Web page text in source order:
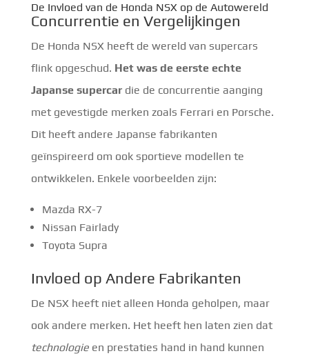
De Invloed van de Honda NSX op de Autowereld
Concurrentie en Vergelijkingen
De Honda NSX heeft de wereld van supercars
flink opgeschud. Het was de eerste echte
Japanse supercardie de concurrentie aanging
met gevestigde merken zoals Ferrari en Porsche.
Dit heeft andere Japanse fabrikanten
geïnspireerd om ook sportieve modellen te
ontwikkelen. Enkele voorbeelden zijn:
Mazda RX-7
Nissan Fairlady
Toyota Supra
Invloed op Andere Fabrikanten
De NSX heeft niet alleen Honda geholpen, maar
ook andere merken. Het heeft hen laten zien dat
technologieen prestaties hand in hand kunnen